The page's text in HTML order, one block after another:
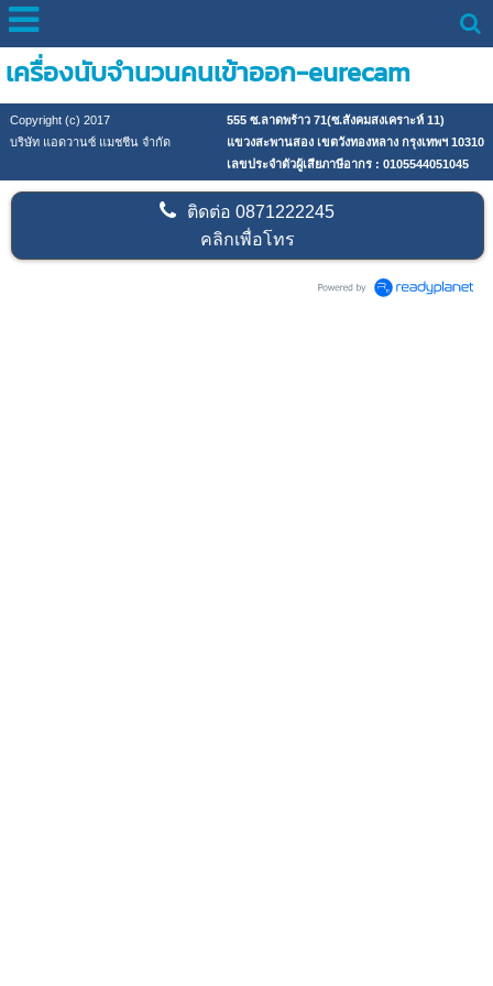
เครื่องนับจำนวนคนเข้าออก-eurecam
Copyright (c) 2017
555 ซ.ลาดพร้าว 71(ซ.สังคมสงเคราะห์ 11)
บริษัท แอดวานซ์ แมชชีน จำกัด
แขวงสะพานสอง เขตวังทองหลาง กรุงเทพฯ 10310
เลขประจำตัวผู้เสียภาษีอากร : 0105544051045
ติดต่อ0871222245
คลิกเพื่อโทร